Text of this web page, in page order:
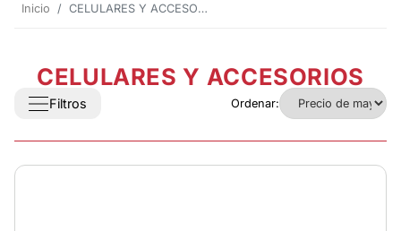
Inicio CELULARES Y ACCESORIOS
CELULARES Y ACCESORIOS
Filtros Ordenar: